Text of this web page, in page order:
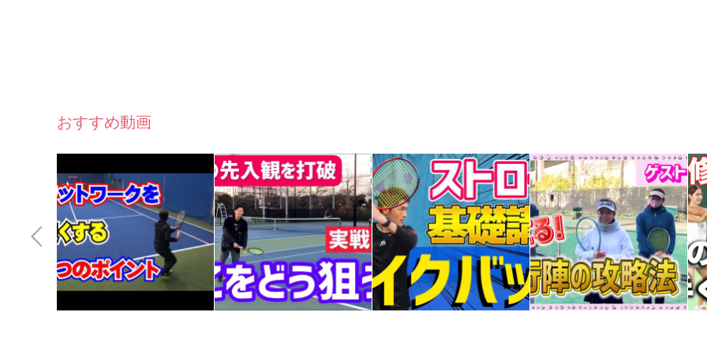
おすすめ動画